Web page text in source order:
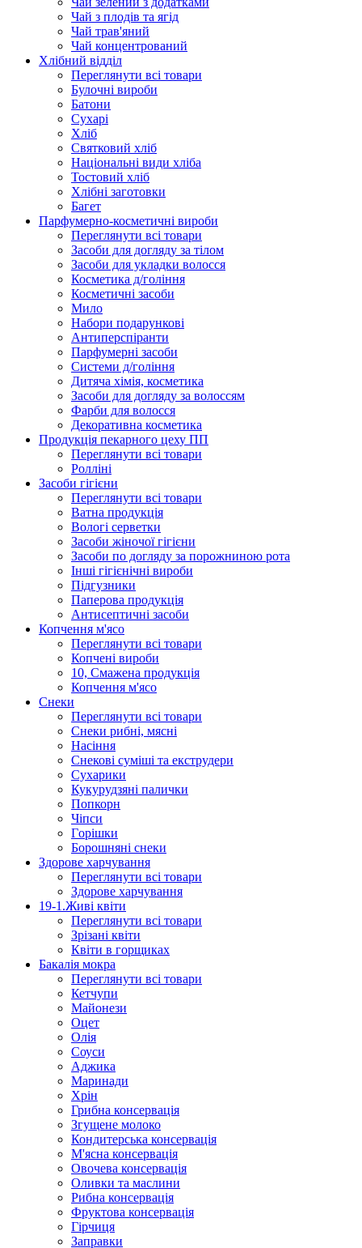
Чай з плодів та ягід
Чай трав'яний
Чай концентрований
Хлібний відділ
Переглянути всі товари
Булочні вироби
Батони
Сухарі
Хліб
Святковий хліб
Національні види хліба
Тостовий хліб
Хлібні заготовки
Багет
Парфумерно-косметичні вироби
Переглянути всі товари
Засоби для догляду за тілом
Засоби для укладки волосся
Косметика д/гоління
Косметичні засоби
Мило
Набори подарункові
Антиперспіранти
Парфумерні засоби
Системи д/гоління
Дитяча хімія, косметика
Засоби для догляду за волоссям
Фарби для волосся
Декоративна косметика
Продукцiя пекарного цеху ПП
Переглянути всі товари
Ролліні
Засоби гігієни
Переглянути всі товари
Ватна продукція
Вологi серветки
Засоби жіночої гігієни
Засоби по догляду за порожниною рота
Інші гігієнічні вироби
Підгузники
Паперова продукція
Антисептичні засоби
Копчення м'ясо
Переглянути всі товари
Копчені вироби
10, Смажена продукція
Копчення м'ясо
Снеки
Переглянути всі товари
Снеки рибні, мясні
Насіння
Снекові суміші та екструдери
Сухарики
Кукурудзяні пaлички
Попкорн
Чіпси
Гoрішки
Борошняні снеки
Здорове харчування
Переглянути всі товари
Здорове харчування
19-1.Живі квіти
Переглянути всі товари
Зрізані квіти
Квіти в горщиках
Бакалія мокра
Переглянути всі товари
Кетчупи
Майонези
Оцет
Олія
Соуси
Аджика
Маринади
Хрін
Грибна консервація
Згущене молоко
Кондитерська консервація
М'ясна консервація
Овочева консервація
Оливки та маслини
Рибна консервація
Фруктова консервація
Гірчиця
Заправки